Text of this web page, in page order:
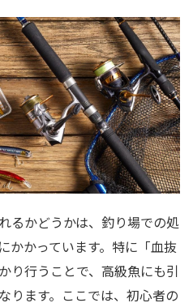
るかどうかは、釣り場での処
かかっています。特に「血抜
り行うことで、高級魚にも引
ります。ここでは、初心者の